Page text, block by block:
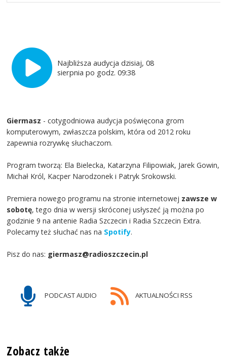
Najbliższa audycja dzisiaj, 08
sierpnia po godz. 09:38
Giermasz - cotygodniowa audycja poświęcona grom
komputerowym, zwłaszcza polskim, która od 2012 roku
zapewnia rozrywkę słuchaczom.
Program tworzą: Ela Bielecka, Katarzyna Filipowiak, Jarek Gowin,
Michał Król, Kacper Narodzonek i Patryk Srokowski.
Premiera nowego programu na stronie internetowej zawsze w
sobotę, tego dnia w wersji skróconej usłyszeć ją można po
godzinie 9 na antenie Radia Szczecin i Radia Szczecin Extra.
Polecamy też słuchać nas na Spotify.
Pisz do nas: giermasz@radioszczecin.pl
PODCAST AUDIO AKTUALNOŚCI RSS
Zobacz także